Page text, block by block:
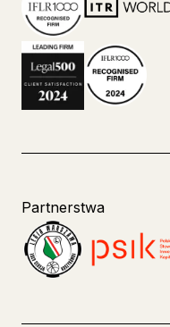
Partnerstwa